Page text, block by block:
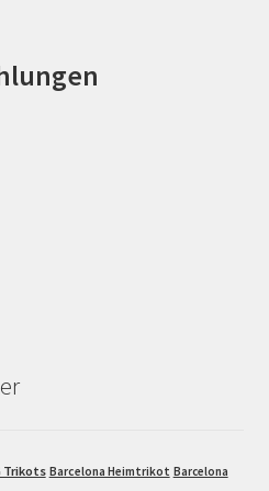
Trikots Barcelona Heimtrikot Barcelona